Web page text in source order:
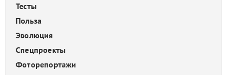
Тесты
Польза
Эволюция
Спецпроекты
Фоторепортажи